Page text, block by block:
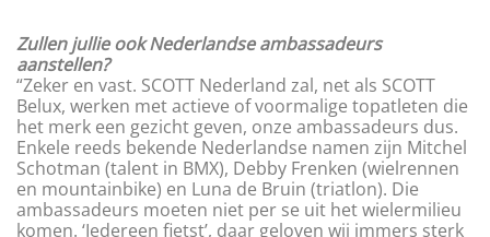
Zullen jullie ook Nederlandse ambassadeurs
aanstellen?
“Zeker en vast. SCOTT Nederland zal, net als SCOTT
Belux, werken met actieve of voormalige topatleten die
het merk een gezicht geven, onze ambassadeurs dus.
Enkele reeds bekende Nederlandse namen zijn Mitchel
Schotman (talent in BMX), Debby Frenken (wielrennen
en mountainbike) en Luna de Bruin (triatlon). Die
ambassadeurs moeten niet per se uit het wielermilieu
komen. ‘Iedereen fietst’, daar geloven wij immers sterk